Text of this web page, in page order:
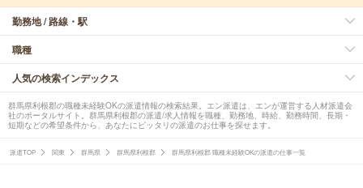
勤務地 / 路線・駅
職種
人気の検索インデックス
群馬県利根郡の職種未経験OKの派遣情報の検索結果。エン派遣は、エンが運営する人材派遣会
社のポータルサイト。群馬県利根郡の派遣/求人情報を職種、勤務地、時給、勤務時間、長期・
短期などの希望条件から、あなたにピッタリの派遣のお仕事を探せます。
派遣TOP 関東 群馬県 群馬県利根郡 群馬県利根郡 職種未経験OKの派遣の仕事一覧